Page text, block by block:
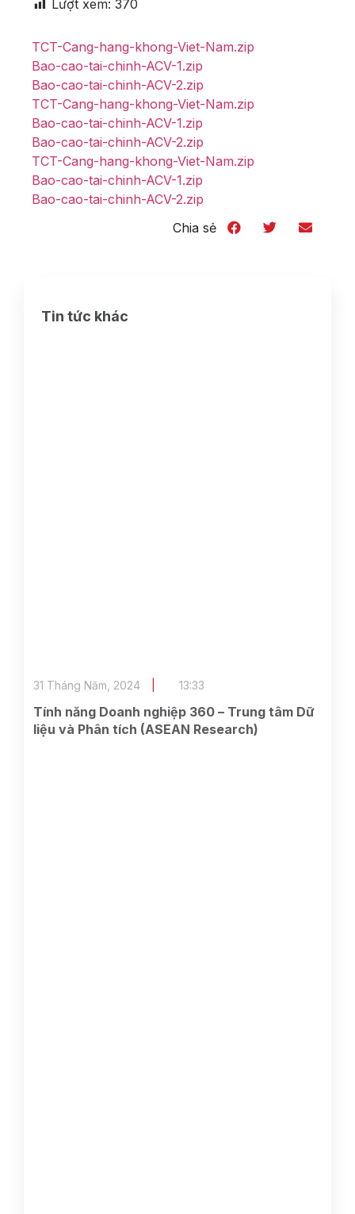
Lượt xem: 370
TCT-Cang-hang-khong-Viet-Nam.zip
Bao-cao-tai-chinh-ACV-1.zip
Bao-cao-tai-chinh-ACV-2.zip
TCT-Cang-hang-khong-Viet-Nam.zip
Bao-cao-tai-chinh-ACV-1.zip
Bao-cao-tai-chinh-ACV-2.zip
TCT-Cang-hang-khong-Viet-Nam.zip
Bao-cao-tai-chinh-ACV-1.zip
Bao-cao-tai-chinh-ACV-2.zip
Chia sẻ
Tin tức khác
Tính năng Doanh nghiệp 360 – Trung tâm Dữ
liệu và Phân tích (ASEAN Research)
31 Tháng Năm, 2024 13:33